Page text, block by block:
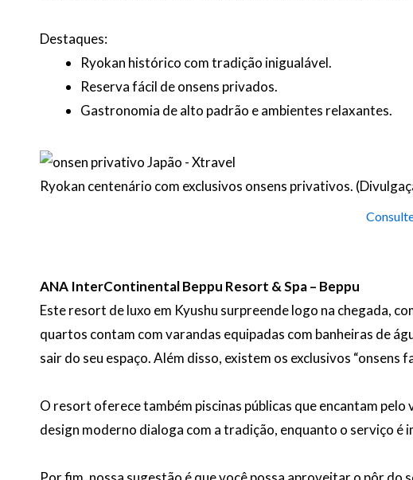
Destaques:
Ryokan histórico com tradição inigualável.
Reserva fácil de onsens privados.
Gastronomia de alto padrão e ambientes relaxantes.
Ryokan centenário com exclusivos onsens privativos.
ANA InterContinental Beppu Resort & Spa – Beppu
Este resort de luxo em Kyushu surpreende logo na chegada,
quartos contam com varandas equipadas com banheiras de
sair do seu espaço. Além disso, existem os exclusivos
O resort oferece também piscinas públicas que encantam
design moderno dialoga com a tradição, enquanto o serviço